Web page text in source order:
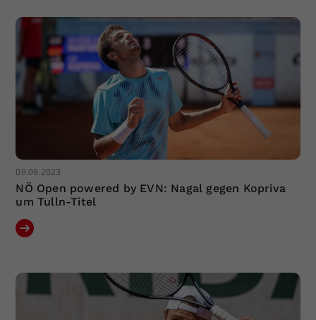
09.09.2023
NÖ Open powered by EVN: Nagal gegen Kopriva
um Tulln-Titel